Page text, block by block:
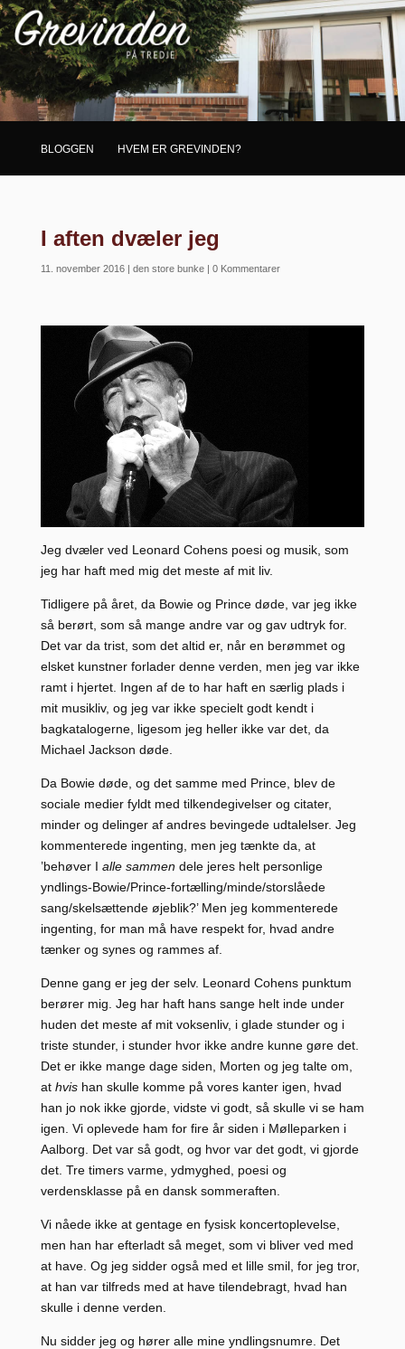
BLOGGEN HVEM ER GREVINDEN?
I aften dvæler jeg
11. november 2016| den store bunke| 0 Kommentarer
Jeg dvæler ved Leonard Cohens poesi og musik, som
jeg har haft med mig det meste af mit liv.
Tidligere på året, da Bowie og Prince døde, var jeg ikke
så berørt, som så mange andre var og gav udtryk for.
Det var da trist, som det altid er, når en berømmet og
elsket kunstner forlader denne verden, men jeg var ikke
ramt i hjertet. Ingen af de to har haft en særlig plads i
mit musikliv, og jeg var ikke specielt godt kendt i
bagkatalogerne, ligesom jeg heller ikke var det, da
Michael Jackson døde.
Da Bowie døde, og det samme med Prince, blev de
sociale medier fyldt med tilkendegivelser og citater,
minder og delinger af andres bevingede udtalelser. Jeg
kommenterede ingenting, men jeg tænkte da, at
’behøver I alle sammen dele jeres helt personlige
yndlings-Bowie/Prince-fortælling/minde/storslåede
sang/skelsættende øjeblik?’ Men jeg kommenterede
ingenting, for man må have respekt for, hvad andre
tænker og synes og rammes af.
Denne gang er jeg der selv. Leonard Cohens punktum
berører mig. Jeg har haft hans sange helt inde under
huden det meste af mit voksenliv, i glade stunder og i
triste stunder, i stunder hvor ikke andre kunne gøre det.
Det er ikke mange dage siden, Morten og jeg talte om,
at hvishan skulle komme på vores kanter igen, hvad
han jo nok ikke gjorde, vidste vi godt, så skulle vi se ham
igen. Vi oplevede ham for fire år siden i Mølleparken i
Aalborg. Det var så godt, og hvor var det godt, vi gjorde
det. Tre timers varme, ydmyghed, poesi og
verdensklasse på en dansk sommeraften.
Vi nåede ikke at gentage en fysisk koncertoplevelse,
men han har efterladt så meget, som vi bliver ved med
at have. Og jeg sidder også med et lille smil, for jeg tror,
at han var tilfreds med at have tilendebragt, hvad han
skulle i denne verden.
Nu sidder jeg og hører alle mine yndlingsnumre. Det